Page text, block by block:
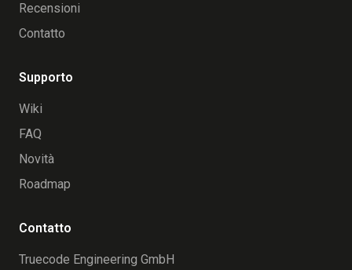
Recensioni
Contatto
Supporto
Wiki
FAQ
Novità
Roadmap
Contatto
Truecode Engineering GmbH